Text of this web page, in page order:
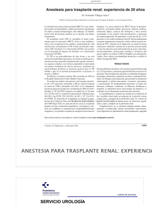
ANESTESIA PARA TRASPLANTE RENAL: